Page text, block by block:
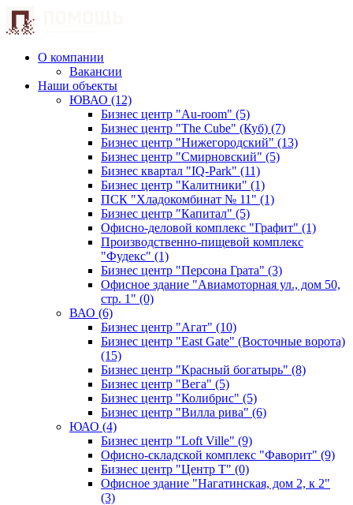
О компании
Вакансии
Наши объекты
ЮВАО (12)
Бизнес центр "Au-room" (5)
Бизнес центр "The Cube" (Куб) (7)
Бизнес центр "Нижегородский" (13)
Бизнес центр "Смирновский" (5)
Бизнес квартал "IQ-Park" (11)
Бизнес центр "Калитники" (1)
ПСК "Хладокомбинат № 11" (1)
Бизнес центр "Капитал" (5)
Офисно-деловой комплекс "Графит" (1)
Производственно-пищевой комплекс
"Фудекс" (1)
Бизнес центр "Персона Грата" (3)
Офисное здание "Авиамоторная ул., дом 50,
стр. 1" (0)
ВАО (6)
Бизнес центр "Агат" (10)
Бизнес центр "East Gate" (Восточные ворота)
(15)
Бизнес центр "Красный богатырь" (8)
Бизнес центр "Вега" (5)
Бизнес центр "Колибрис" (5)
Бизнес центр "Вилла рива" (6)
ЮАО (4)
Бизнес центр "Loft Ville" (9)
Офисно-складской комплекс "Фаворит" (9)
Бизнес центр "Центр Т" (0)
Офисное здание "Нагатинская, дом 2, к 2"
(3)